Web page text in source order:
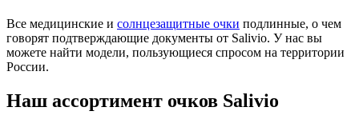
Все медицинские и солнцезащитные очки подлинные, о чем
говорят подтверждающие документы от Salivio. У нас вы
можете найти модели, пользующиеся спросом на территории
России.
Наш ассортимент очков Salivio